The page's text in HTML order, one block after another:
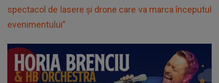
spectacol de lasere și drone care va marca începutul
evenimentului”